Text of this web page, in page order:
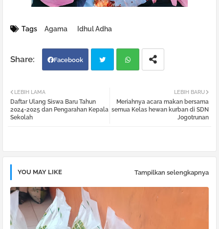
Tags Agama Idhul Adha
Facebook
atsa
LEBIH BARU
Meriahnya acara makan bersama
semua Kelas hewan kurban di SDN
Jogotrunan
LEBIH LAMA
Daftar Ulang Siswa Baru Tahun
2024-2025 dan Pengarahan Kepala
Sekolah
YOU MAY LIKE Tampilkan selengkapnya